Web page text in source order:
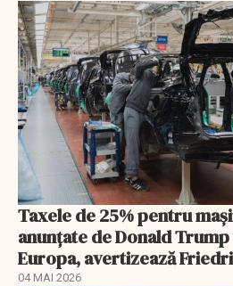
Taxele de 25% pentru
anunţate de Donald
Europa, avertizează
04 MAI 2026